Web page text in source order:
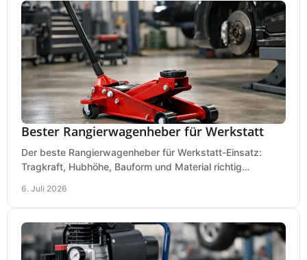
Bester Rangierwagenheber für Werkstatt
Der beste Rangierwagenheber für Werkstatt-Einsatz:
Tragkraft, Hubhöhe, Bauform und Material richtig
6. Juli 2026